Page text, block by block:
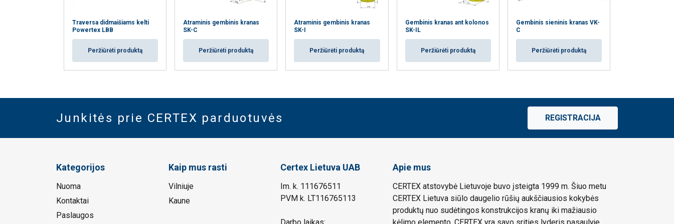
Traversa didmaišiams kelti
Powertex LBB
Peržiūrėti produktą
Atraminis gembinis kranas
SK-C
Peržiūrėti produktą
Atraminis gembinis kranas
SK-I
Peržiūrėti produktą
Gembinis kranas ant kolonos
SK-IL
Peržiūrėti produktą
Gembinis sieninis kranas VK-
C
Peržiūrėti produktą
Junkitės prie CERTEX parduotuvės REGISTRACIJA
Kategorijos
Nuoma
Kontaktai
Paslaugos
Kaip mus rasti
Vilniuje
Kaune
Certex Lietuva UAB
Im. k. 111676511
PVM k. LT116765113
Apie mus
CERTEX atstovybė Lietuvoje buvo įsteigta 1999 m. Šiuo metu
CERTEX Lietuva siūlo daugelio rūšių aukščiausios kokybės
produktų nuo sudėtingos konstrukcijos kranų iki mažiausio